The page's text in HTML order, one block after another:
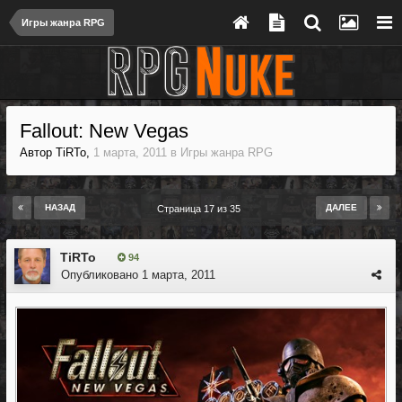
Игры жанра RPG
Fallout: New Vegas
Автор TiRTo, 1 марта, 2011 в Игры жанра RPG
НАЗАД ДАЛЕЕ
Страница 17 из 35
TiRTo 94
Опубликовано 1 марта, 2011